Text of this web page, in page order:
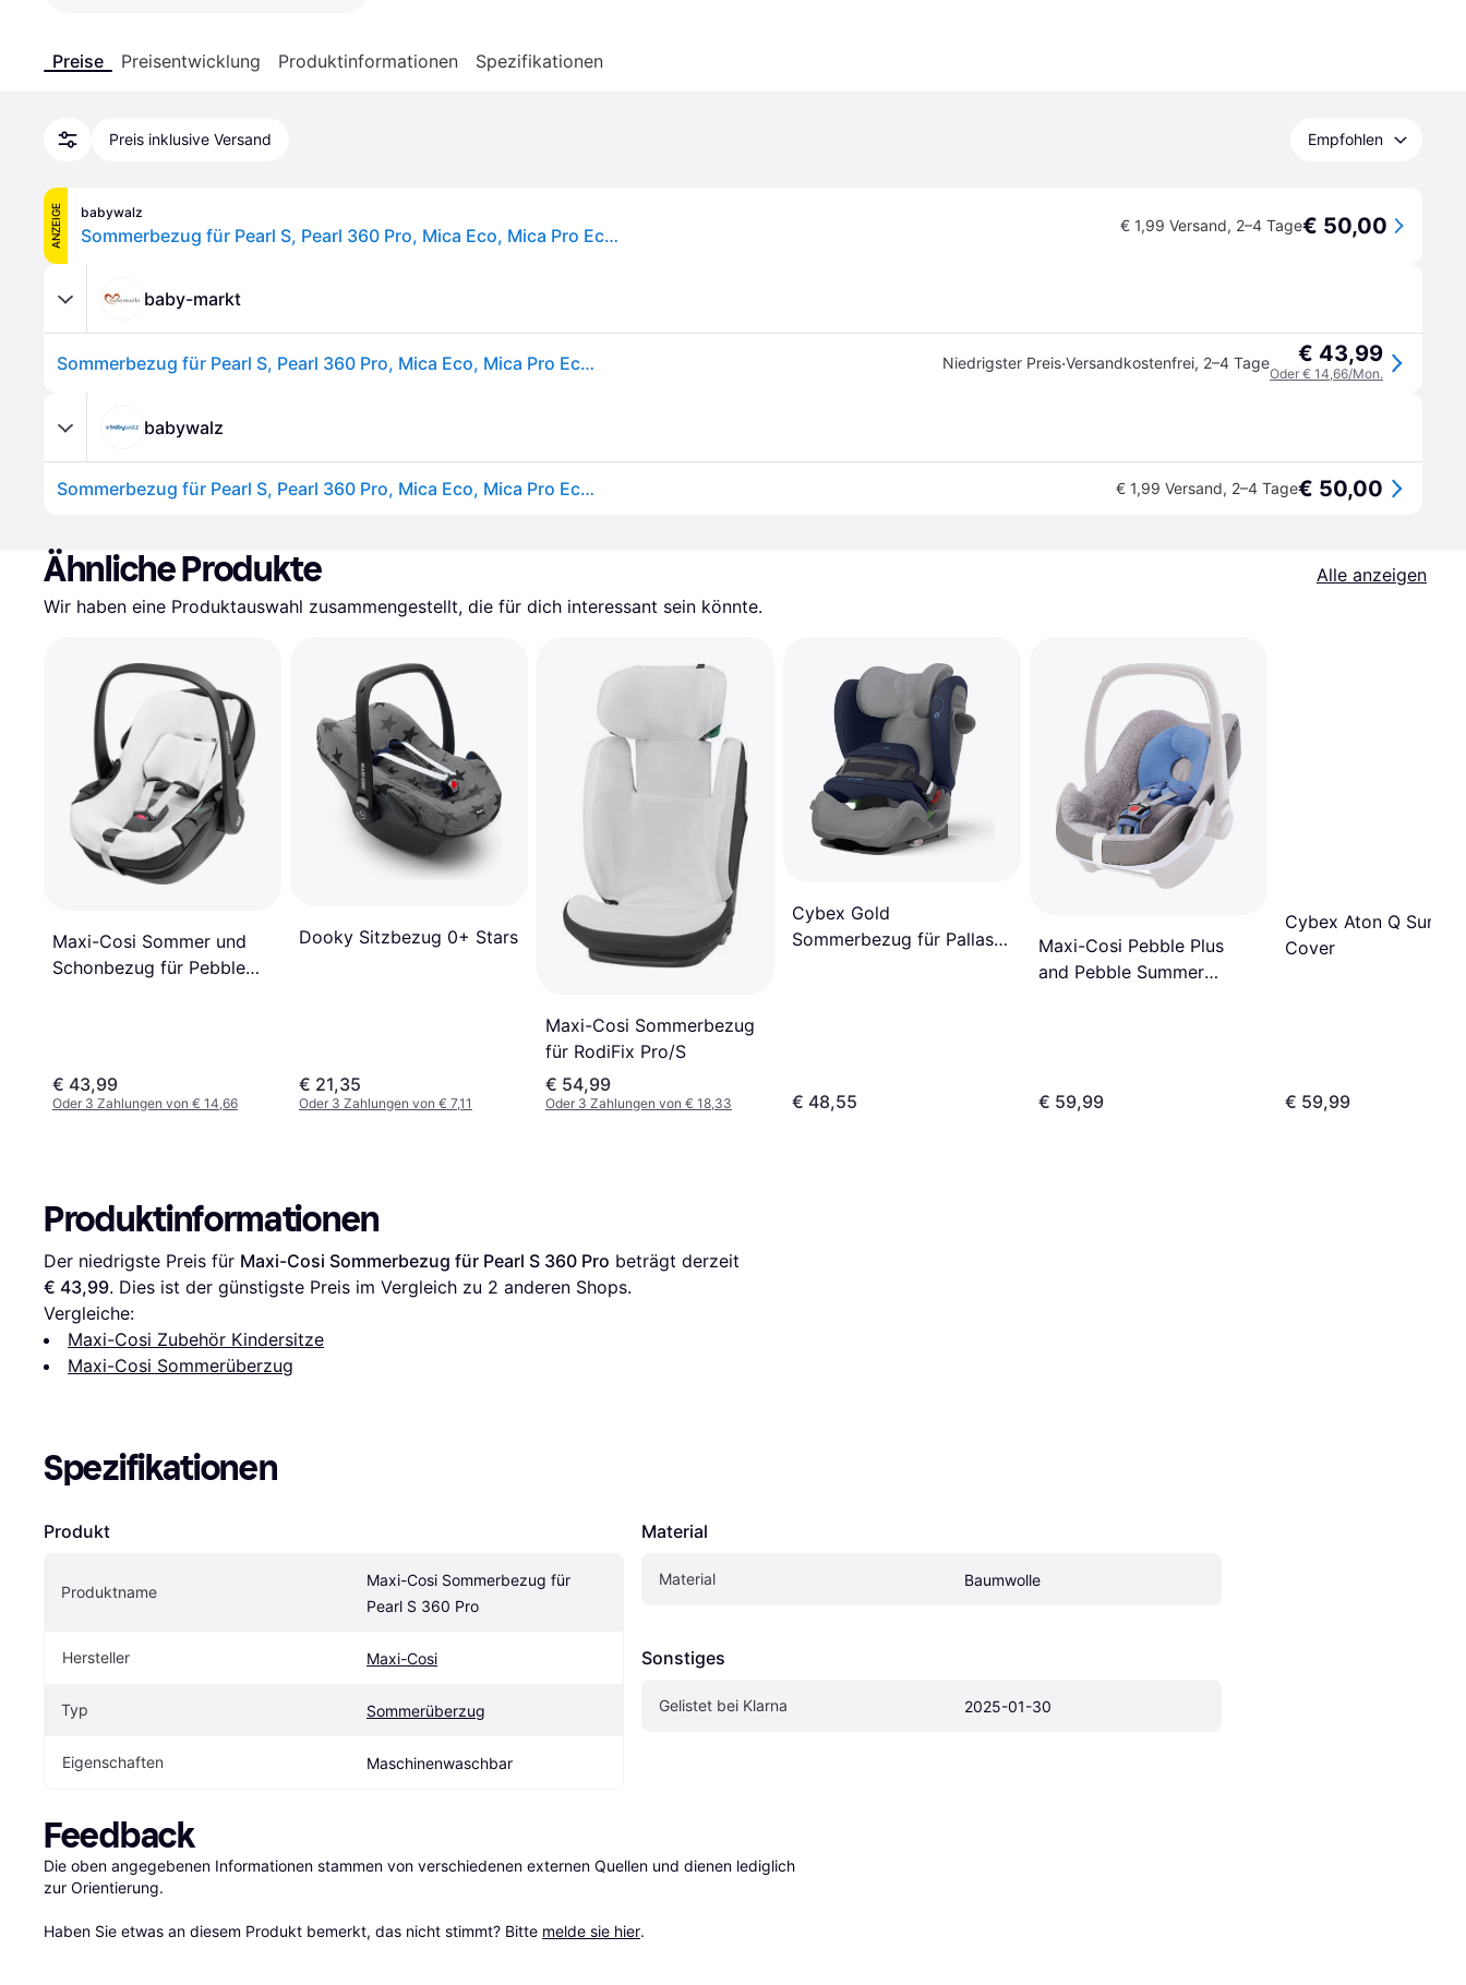
Preise Preisentwicklung Produktinformationen Spezifikationen
Preis inklusive Versand Empfohlen
ANZEIGE babywalz
Sommerbezug für Pearl S, Pearl 360 Pro, Mica Eco, Mica Pro Eco, Mica 360 Pro - weiss € 1,99 Versand, 2–4 Tage€ 50,00
baby-markt
Sommerbezug für Pearl S, Pearl 360 Pro, Mica Eco, Mica Pro Eco, Mica 360 Pro - weiss Niedrigster Preis·Versandkostenfrei, 2–4 Tage € 43,99
Oder € 14,66/Mon.
babywalz
Sommerbezug für Pearl S, Pearl 360 Pro, Mica Eco, Mica Pro Eco, Mica 360 Pro - weiss € 1,99 Versand, 2–4 Tage€ 50,00
Ähnliche Produkte
Alle anzeigen
Wir haben eine Produktauswahl zusammengestellt, die für dich interessant sein könnte.
Maxi-Cosi Sommer und
Schonbezug für Pebble
€ 43,99
Oder 3 Zahlungen von € 14,66
Dooky Sitzbezug 0+ Stars
€ 21,35
Oder 3 Zahlungen von € 7,11
Maxi-Cosi Sommerbezug
für RodiFix Pro/S
€ 54,99
Oder 3 Zahlungen von € 18,33
Cybex Gold
Sommerbezug für Pallas G
€ 48,55
Maxi-Cosi Pebble Plus
and Pebble Summer
€ 59,99
Cybex Aton Q
Cover
€ 59,99
Produktinformationen
Der niedrigste Preis für Maxi-Cosi Sommerbezug für Pearl S 360 Pro
€ 43,99. Dies ist der günstigste Preis im Vergleich zu 2 anderen Shops.
Vergleiche:
Maxi-Cosi Zubehör Kindersitze
Maxi-Cosi Sommerüberzug
Spezifikationen
Produkt
Produktname
Maxi-Cosi Sommerbezug für
Pearl S 360 Pro
Hersteller Maxi-Cosi
Typ Sommerüberzug
Eigen­schaften Maschinenwaschbar
Material
Material Baumwolle
Sonstiges
Gelistet bei Klarna 2025-01-30
Feedback
Die oben angegebenen Informationen stammen von verschiedenen externen Quellen und dienen lediglich
zur Orientierung.
Haben Sie etwas an diesem Produkt bemerkt, das nicht stimmt? Bitte melde sie hier.